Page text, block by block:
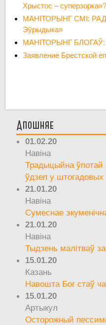
Хрыстос – суперзорка»?
МАНІТОРЫНГ СМІ:
Эўрыдыка»
МАНІТОРЫНГ БЛОГАЎ:
Заявление Брестской
Апошняе
01.02.20
Навіна
Традыцыйна ўпотай
ўдзел у штогадовых
21.01.20
Навіна
Сумеснае
21.01.20
Навіна
Тыдзень малітваў
15.01.20
Казань
Навошта Бог стаў
15.01.20
Артыкул
Осторожный